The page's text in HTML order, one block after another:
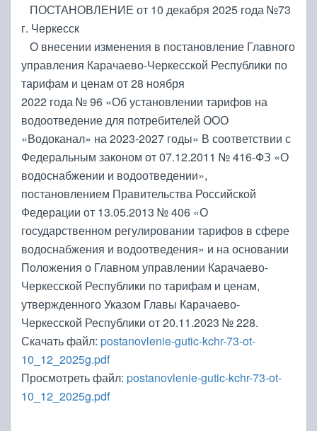
ПОСТАНОВЛЕНИЕ от 10 декабря 2025 года №73
г. Черкесск
О внесении изменения в постановление Главного
управления Карачаево-Черкесской Республики по
тарифам и ценам от 28 ноября
2022 года № 96 «Об установлении тарифов на
водоотведение для потребителей ООО
«Водоканал» на 2023-2027 годы» В соответствии с
Федеральным законом от 07.12.2011 № 416-ФЗ «О
водоснабжении и водоотведении»,
постановлением Правительства Российской
Федерации от 13.05.2013 № 406 «О
государственном регулировании тарифов в сфере
водоснабжения и водоотведения» и на основании
Положения о Главном управлении Карачаево-
Черкесской Республики по тарифам и ценам,
утвержденного Указом Главы Карачаево-
Черкесской Республики от 20.11.2023 № 228.
Скачать файл: postanovlenie-gutic-kchr-73-ot-
10_12_2025g.pdf
Просмотреть файл: postanovlenie-gutic-kchr-73-ot-
10_12_2025g.pdf